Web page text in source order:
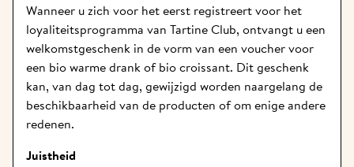
Wanneer u zich voor het eerst registreert voor het
loyaliteitsprogramma van Tartine Club, ontvangt u een
welkomstgeschenk in de vorm van een voucher voor
een bio warme drank of bio croissant. Dit geschenk
kan, van dag tot dag, gewijzigd worden naargelang de
beschikbaarheid van de producten of om enige andere
redenen.
Juistheid